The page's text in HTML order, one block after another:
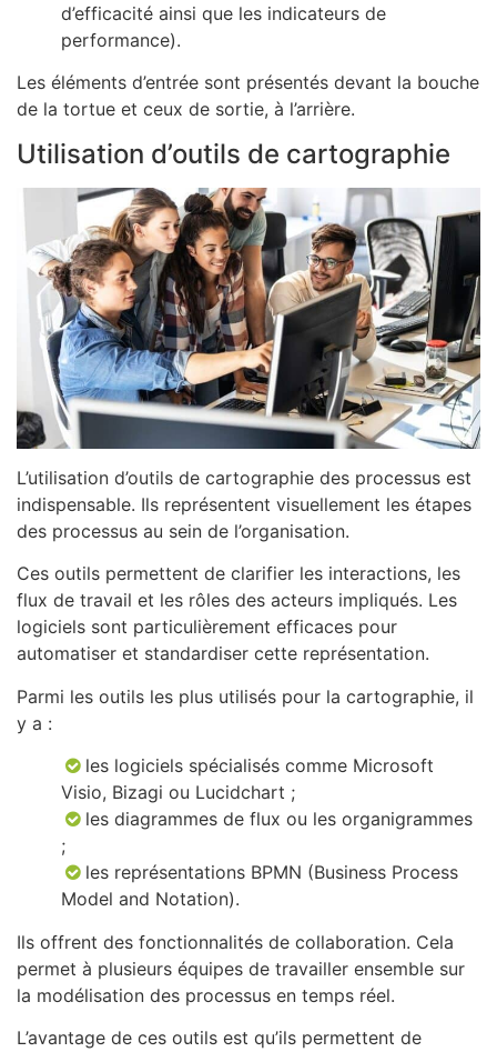
d’efficacité ainsi que les indicateurs de
performance).
Les éléments d’entrée sont présentés devant la bouche
de la tortue et ceux de sortie, à l’arrière.
Utilisation d’outils de cartographie
L’utilisation d’outils de cartographie des processus est
indispensable. Ils représentent visuellement les étapes
des processus au sein de l’organisation.
Ces outils permettent de clarifier les interactions, les
flux de travail et les rôles des acteurs impliqués. Les
logiciels sont particulièrement efficaces pour
automatiser et standardiser cette représentation.
Parmi les outils les plus utilisés pour la cartographie, il
y a :
les logiciels spécialisés comme Microsoft
Visio, Bizagi ou Lucidchart ;
les diagrammes de flux ou les organigrammes
;
les représentations BPMN (Business Process
Model and Notation).
Ils offrent des fonctionnalités de collaboration. Cela
permet à plusieurs équipes de travailler ensemble sur
la modélisation des processus en temps réel.
L’avantage de ces outils est qu’ils permettent de